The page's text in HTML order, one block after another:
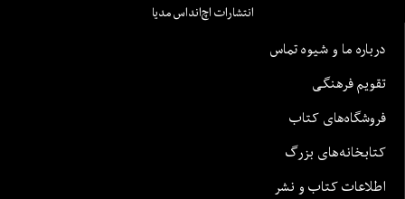
انتشارات اچ‌اند‌اس مدیا
درباره ما و شیوه تماس
تقویم فرهنگی
فروشگاه‌های کتاب
کتابخانه‌های بزرگ
اطلاعات کتاب و نشر